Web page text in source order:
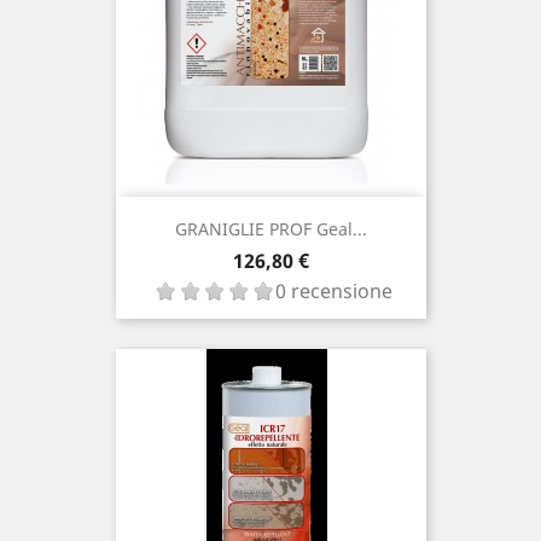
GRANIGLIE PROF Geal...
Prezzo
126,80 €
0 recensione